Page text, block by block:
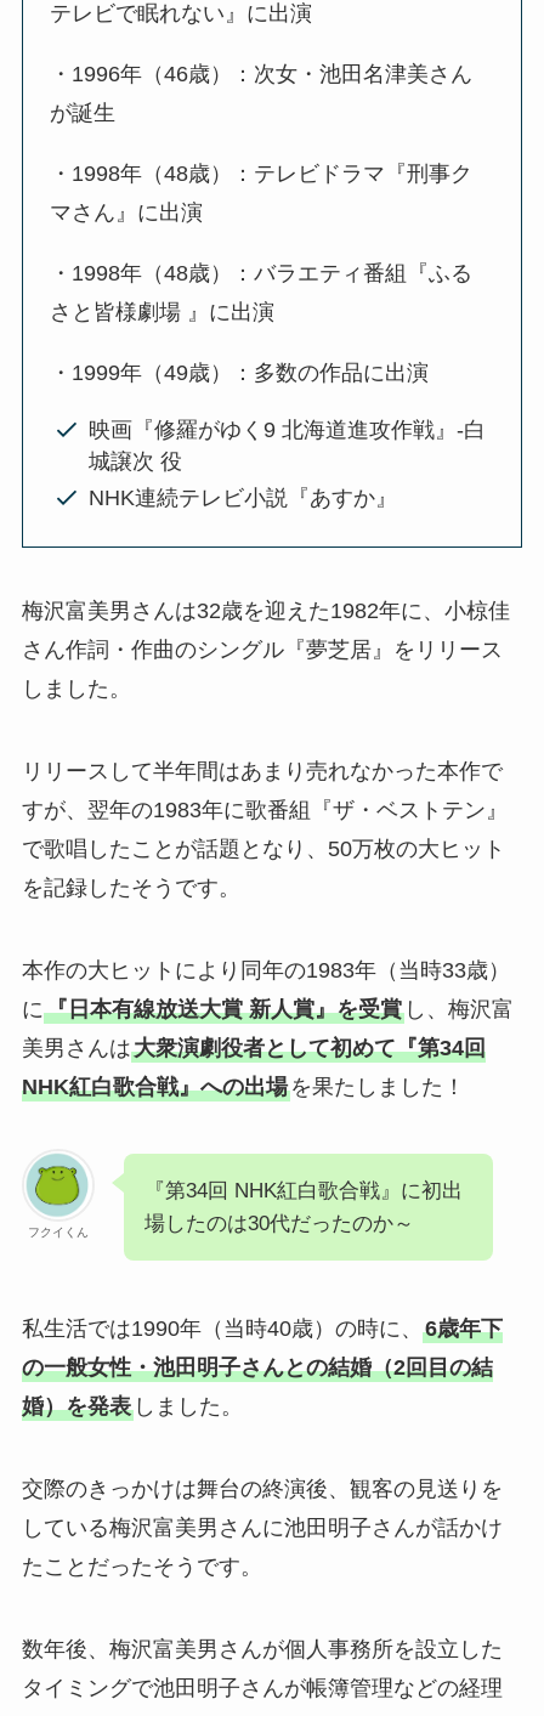
テレビで眠れない』に出演
・1996年（46歳）：次女・池田名津美さん
が誕生
・1998年（48歳）：テレビドラマ『刑事ク
マさん』に出演
・1998年（48歳）：バラエティ番組『ふる
さと皆様劇場 』に出演
・1999年（49歳）：多数の作品に出演
映画『修羅がゆく9 北海道進攻作戦』-白
城譲次 役
NHK連続テレビ小説『あすか』
梅沢富美男さんは32歳を迎えた1982年に、小椋佳
さん作詞・作曲のシングル『夢芝居』をリリース
しました。
リリースして半年間はあまり売れなかった本作で
すが、翌年の1983年に歌番組『ザ・ベストテン』
で歌唱したことが話題となり、50万枚の大ヒット
を記録したそうです。
本作の大ヒットにより同年の1983年（当時33歳）
に『日本有線放送大賞 新人賞』を受賞し、梅沢富
美男さんは大衆演劇役者として初めて『第34回
NHK紅白歌合戦』への出場を果たしました！
フクイくん
『第34回 NHK紅白歌合戦』に初出
場したのは30代だったのか～
私生活では1990年（当時40歳）の時に、 6歳年下
の一般女性・池田明子さんとの結婚（2回目の結
婚）を発表しました。
交際のきっかけは舞台の終演後、観客の見送りを
している梅沢富美男さんに池田明子さんが話かけ
たことだったそうです。
数年後、梅沢富美男さんが個人事務所を設立した
タイミングで池田明子さんが帳簿管理などの経理